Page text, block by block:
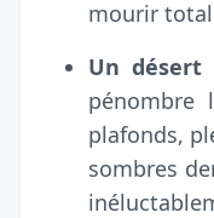
mourir
Un désert
pénombre
plafonds,
sombres